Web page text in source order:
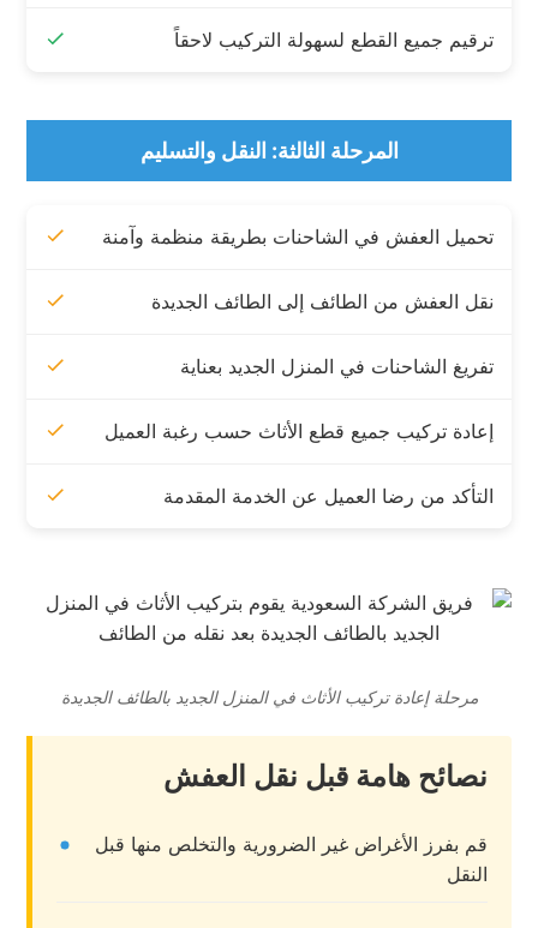
ترقيم جميع القطع لسهولة التركيب لاحقاً
المرحلة الثالثة: النقل والتسليم
تحميل العفش في الشاحنات بطريقة منظمة وآمنة
نقل العفش من الطائف إلى الطائف الجديدة
تفريغ الشاحنات في المنزل الجديد بعناية
إعادة تركيب جميع قطع الأثاث حسب رغبة العميل
التأكد من رضا العميل عن الخدمة المقدمة
مرحلة إعادة تركيب الأثاث في المنزل الجديد بالطائف الجديدة
نصائح هامة قبل نقل العفش
قم بفرز الأغراض غير الضرورية والتخلص منها قبل
النقل